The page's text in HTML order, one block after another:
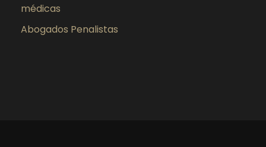
médicas
Abogados Penalistas